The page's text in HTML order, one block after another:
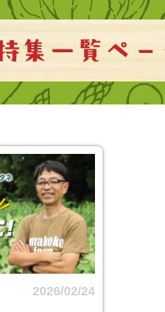
2026/02/24